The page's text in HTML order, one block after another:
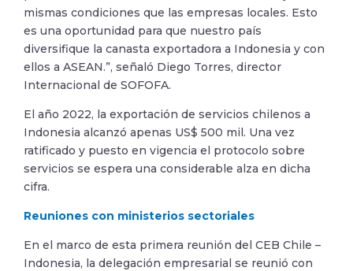
mismas condiciones que las empresas locales. Esto
es una oportunidad para que nuestro país
diversifique la canasta exportadora a Indonesia y con
ellos a ASEAN.”, señaló Diego Torres, director
Internacional de SOFOFA.
El año 2022, la exportación de servicios chilenos a
Indonesia alcanzó apenas US$ 500 mil. Una vez
ratificado y puesto en vigencia el protocolo sobre
servicios se espera una considerable alza en dicha
cifra.
Reuniones con ministerios sectoriales
En el marco de esta primera reunión del CEB Chile –
Indonesia, la delegación empresarial se reunió con